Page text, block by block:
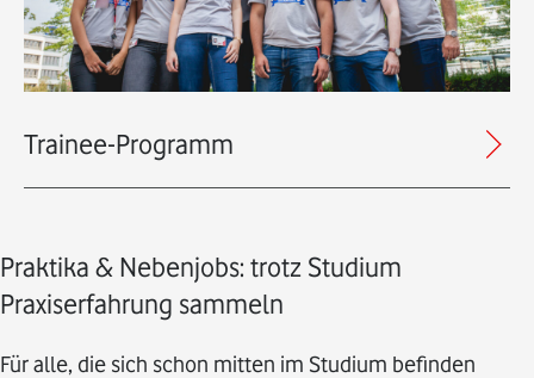
Trainee-Programm
Praktika & Nebenjobs: trotz Studium
Praxiserfahrung sammeln
Für alle, die sich schon mitten im Studium befinden